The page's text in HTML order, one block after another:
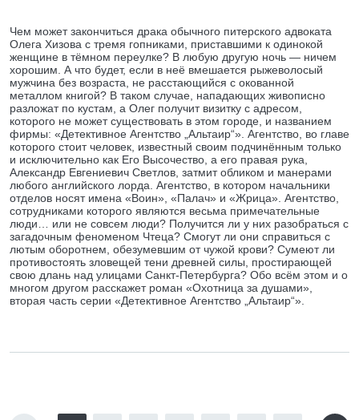
Чем может закончиться драка обычного питерского адвоката
Олега Хизова с тремя гопниками, приставшими к одинокой
женщине в тёмном переулке? В любую другую ночь — ничем
хорошим. А что будет, если в неё вмешается рыжеволосый
мужчина без возраста, не расстающийся с окованной
металлом книгой? В таком случае, нападающих живописно
разложат по кустам, а Олег получит визитку с адресом,
которого не может существовать в этом городе, и названием
фирмы: «Детективное Агентство „Альтаир“». Агентство, во главе
которого стоит человек, известный своим подчинённым только
и исключительно как Его Высочество, а его правая рука,
Александр Евгениевич Светлов, затмит обликом и манерами
любого английского лорда. Агентство, в котором начальники
отделов носят имена «Воин», «Палач» и «Жрица». Агентство,
сотрудниками которого являются весьма примечательные
люди… или не совсем люди? Получится ли у них разобраться с
загадочным феноменом Чтеца? Смогут ли они справиться с
лютым оборотнем, обезумевшим от чужой крови? Сумеют ли
противостоять зловещей тени древней силы, простирающей
свою длань над улицами Санкт-Петербурга? Обо всём этом и о
многом другом расскажет роман «Охотница за душами»,
вторая часть серии «Детективное Агентство „Альтаир“».